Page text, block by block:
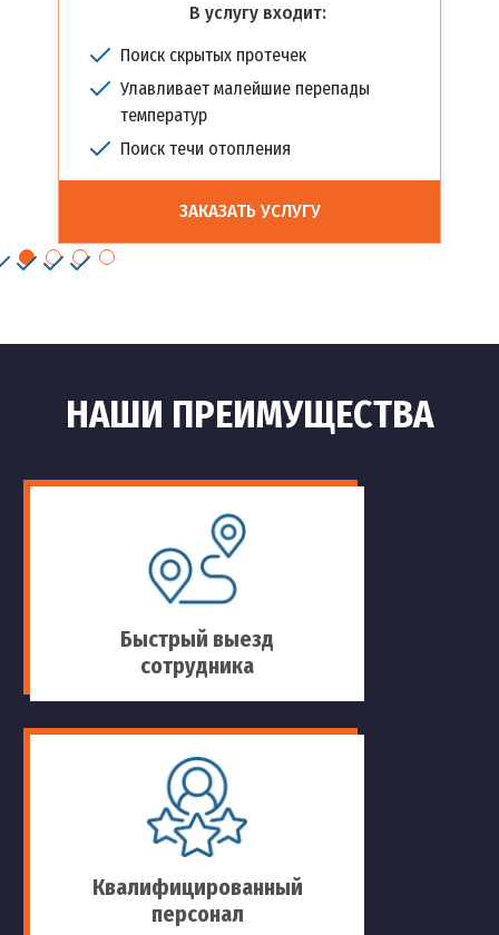
В услугу входит:
Поиск скрытых протечек
Улавливает малейшие перепады
температур
Поиск течи отопления
ЗАКАЗАТЬ УСЛУГУ
НАШИ ПРЕИМУЩЕСТВА
Быстрый выезд
сотрудника
Квалифицированный
персонал